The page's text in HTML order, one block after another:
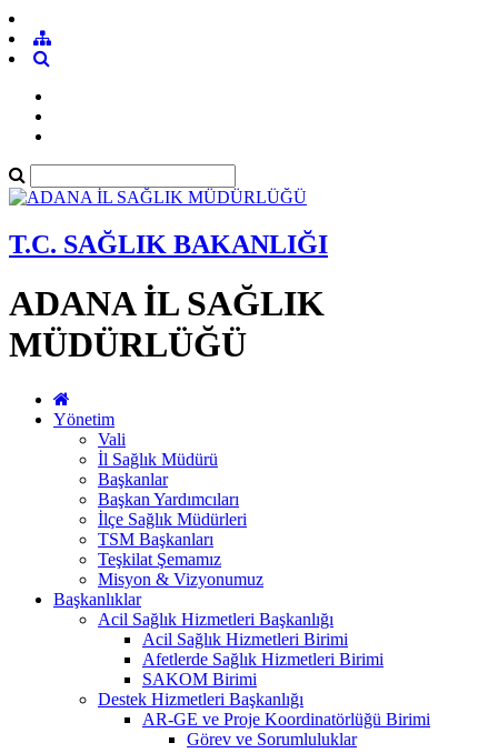
T.C. SAĞLIK BAKANLIĞI
ADANA İL SAĞLIK
MÜDÜRLÜĞÜ
Yönetim
Vali
İl Sağlık Müdürü
Başkanlar
Başkan Yardımcıları
İlçe Sağlık Müdürleri
TSM Başkanları
Teşkilat Şemamız
Misyon & Vizyonumuz
Başkanlıklar
Acil Sağlık Hizmetleri Başkanlığı
Acil Sağlık Hizmetleri Birimi
Afetlerde Sağlık Hizmetleri Birimi
SAKOM Birimi
Destek Hizmetleri Başkanlığı
AR-GE ve Proje Koordinatörlüğü Birimi
Görev ve Sorumluluklar